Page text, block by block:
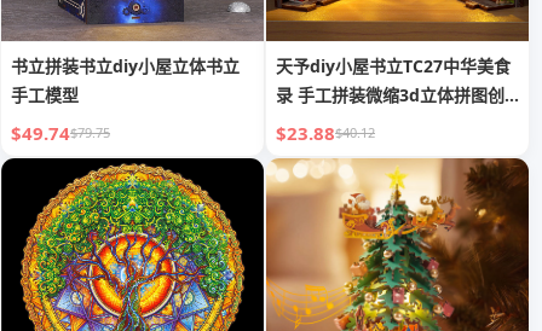
书立拼装书立diy小屋立体书立
手工模型
$49.74$79.75
天予diy小屋书立TC27中华美食
录 手工拼装微缩3d立体拼图创
意礼物
$23.88$40.12